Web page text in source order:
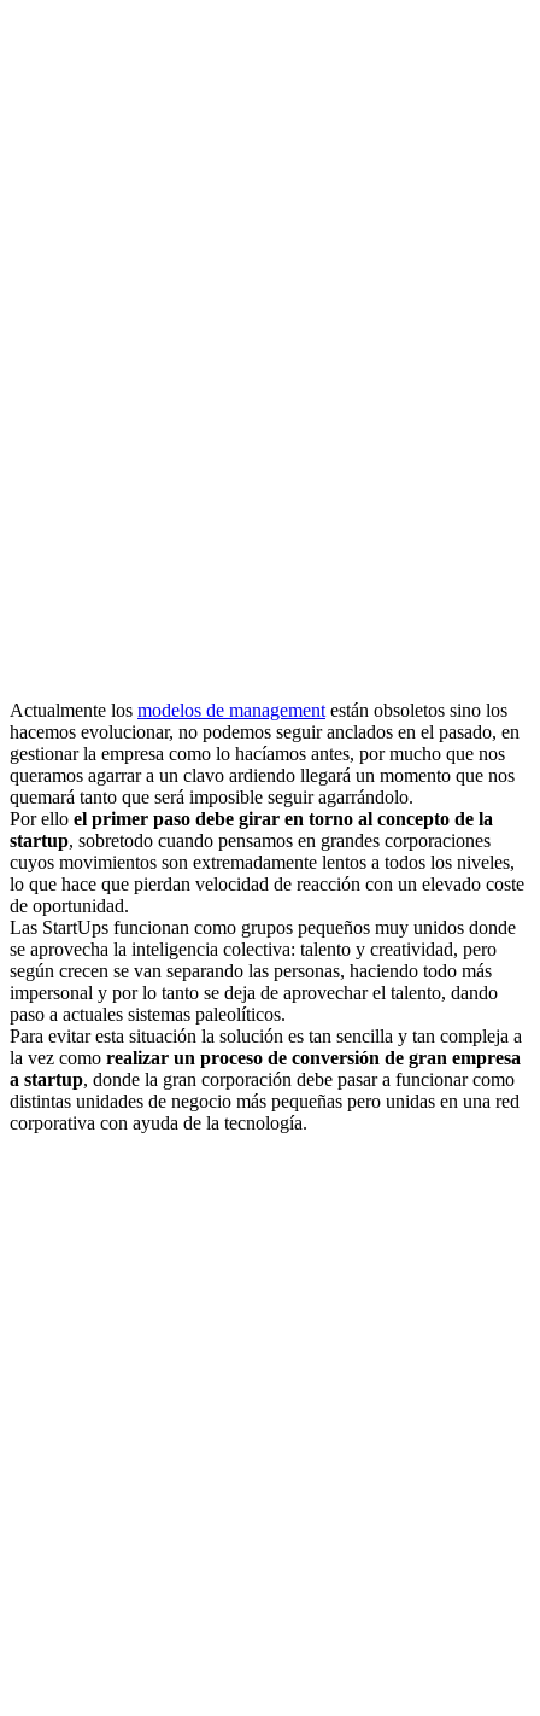
Actualmente los modelos de management están obsoletos sino los
hacemos evolucionar, no podemos seguir anclados en el pasado, en
gestionar la empresa como lo hacíamos antes, por mucho que nos
queramos agarrar a un clavo ardiendo llegará un momento que nos
quemará tanto que será imposible seguir agarrándolo.
Por ello el primer paso debe girar en torno al concepto de la
startup, sobretodo cuando pensamos en grandes corporaciones
cuyos movimientos son extremadamente lentos a todos los niveles,
lo que hace que pierdan velocidad de reacción con un elevado coste
de oportunidad.
Las StartUps funcionan como grupos pequeños muy unidos donde
se aprovecha la inteligencia colectiva: talento y creatividad, pero
según crecen se van separando las personas, haciendo todo más
impersonal y por lo tanto se deja de aprovechar el talento, dando
paso a actuales sistemas paleolíticos.
Para evitar esta situación la solución es tan sencilla y tan compleja a
la vez como realizar un proceso de conversión de gran empresa
a startup, donde la gran corporación debe pasar a funcionar como
distintas unidades de negocio más pequeñas pero unidas en una red
corporativa con ayuda de la tecnología.